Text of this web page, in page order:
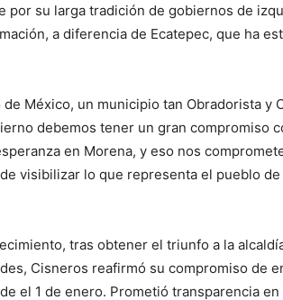
por su larga tradición de gobiernos de
a diferencia de Ecatepec, que ha
México, un municipio tan Obradorista y
debemos tener un gran compromiso
en Morena, y eso nos
visibilizar lo que representa el pueblo de
tras obtener el triunfo a la
Cisneros reafirmó su compromiso de
el 1 de enero. Prometió transparencia